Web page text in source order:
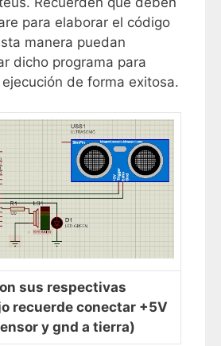
para elaborar el código
manera puedan
dicho programa para
de forma exitosa.
sus respectivas
recuerde conectar +5V
y gnd a tierra)